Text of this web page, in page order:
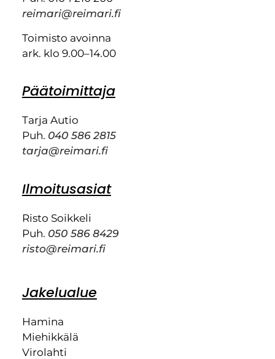
reimari@reimari.fi
Toimisto avoinna
ark. klo 9.00–14.00
Päätoimittaja
Tarja Autio
Puh. 040 586 2815
tarja@reimari.fi
Ilmoitusasiat
Risto Soikkeli
Puh. 050 586 8429
risto@reimari.fi
Jakelualue
Hamina
Miehikkälä
Virolahti